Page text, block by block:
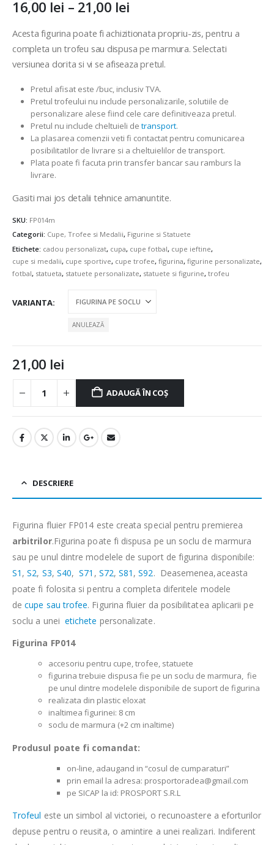
16,00 lei – 21,00 leiInterval
prețuri:
16,00 lei
până
la
21,00 lei
Acesta figurina poate fi achizitionata propriu-zis, pentru a
completa un trofeu sau dispusa pe marmura. Selectati
versiunea dorita si vi se afiseaza pretul.
Pretul afisat este /buc, inclusiv TVA.
Pretul trofeului nu include personalizarile, solutiile de
personalizare alese fiind cele care definitiveaza pretul.
Pretul nu include cheltuieli de transport.
La plasarea comenzii veti fi contactat pentru comunicarea
posibilitatilor de livrare si a cheltuielilor de transport.
Plata poate fi facuta prin transfer bancar sau ramburs la
livrare.
Gasiti mai jos detalii tehnice amanuntite.
SKU: FP014m
Categorii: Cupe, Trofee si Medalii, Figurine si Statuete
Etichete: cadou personalizat, cupa, cupe fotbal, cupe ieftine,
cupe si medalii, cupe sportive, cupe trofee, figurina, figurine personalizate,
fotbal, statueta, statuete personalizate, statuete si figurine, trofeu
VARIANTA
ANULEAZĂ
21,00 lei
ADAUGĂ ÎN COȘ
DESCRIERE
Figurina fluier FP014 este creata special pentru premierea
arbitrilor.Figurina poate fi dispusa pe un soclu de marmura
sau pe unul dintre modelele de suport de figurina disponibile:
S1 ,S2, S3, S40,S71 , S72, S81 ,S92. Deasemenea,aceasta
poate fi folosita si pentru a completa diferitele modele
de cupe sau trofee. Figurina fluier da posibilitatea aplicarii pe
soclu a unei etichete personalizate.
Figurina FP014
accesoriu pentru cupe, trofee, statuete
figurina trebuie dispusa fie pe un soclu de marmura, fie
pe unul dintre modelele disponibile de suport de figurina
realizata din plastic eloxat
inaltimea figurinei: 8 cm
soclu de marmura (+2 cm inaltime)
Produsul poate fi comandat:
on-line, adaugand in “cosul de cumparaturi”
prin email la adresa: prosportoradea@gmail.com
pe SICAP la id: PROSPORT S.R.L
Trofeul este un simbol al victoriei, o recunoastere a eforturilor
depuse pentru o reusita, o amintire a unei realizari. Indiferent